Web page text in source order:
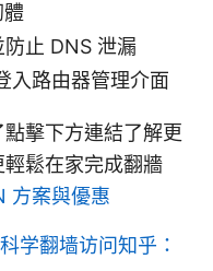
體
止 DNS 泄漏
入路由器管理介面
擊下方連結了解更
鬆在家完成翻牆
方案與優惠
学翻墙访问知乎：